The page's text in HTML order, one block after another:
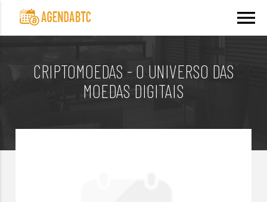
menu
CRIPTOMOEDAS - O UNIVERSO DAS
MOEDAS DIGITAIS